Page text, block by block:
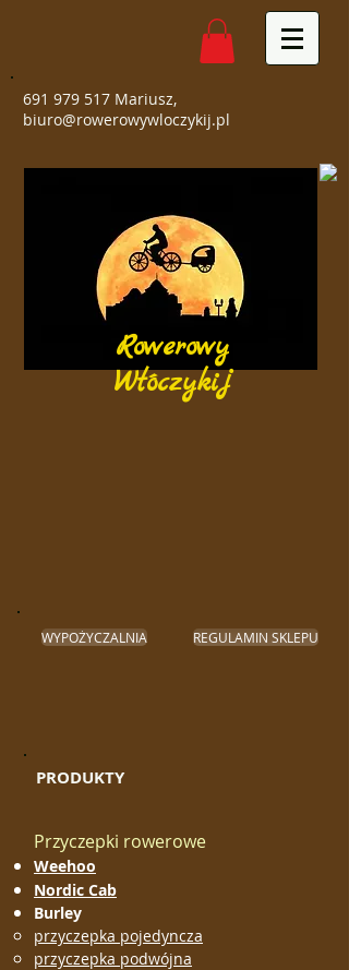
691 979 517 Mariusz,
biuro@rowerowywloczykij.pl
Rowerowy
Włóczykij
WYPOŻYCZALNIA REGULAMIN SKLEPU
PRODUKTY
Przyczepki rowerowe
Weehoo
Nordic Cab
Burley
przyczepka pojedyncza
przyczepka podwójna